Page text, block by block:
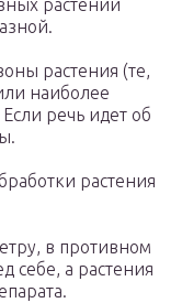
растений
растения (те,
наиболее
речь идет об
растения
в противном
себе, а растения